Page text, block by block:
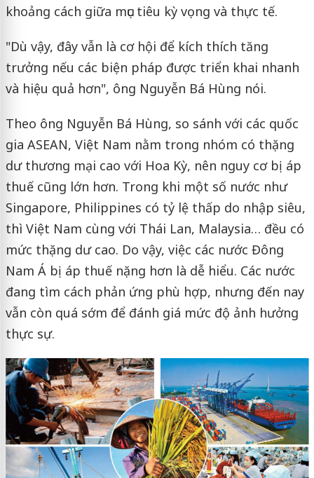
khoảng cách giữa mục tiêu kỳ vọng và thực tế.
"Dù vậy, đây vẫn là cơ hội để kích thích tăng
trưởng nếu các biện pháp được triển khai nhanh
và hiệu quả hơn", ông Nguyễn Bá Hùng nói.
Theo ông Nguyễn Bá Hùng, so sánh với các quốc
gia ASEAN, Việt Nam nằm trong nhóm có thặng
dư thương mại cao với Hoa Kỳ, nên nguy cơ bị áp
thuế cũng lớn hơn. Trong khi một số nước như
Singapore, Philippines có tỷ lệ thấp do nhập siêu,
thì Việt Nam cùng với Thái Lan, Malaysia… đều có
mức thặng dư cao. Do vậy, việc các nước Đông
Nam Á bị áp thuế nặng hơn là dễ hiểu. Các nước
đang tìm cách phản ứng phù hợp, nhưng đến nay
vẫn còn quá sớm để đánh giá mức độ ảnh hưởng
thực sự.